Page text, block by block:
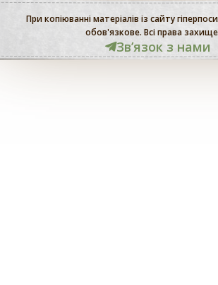
При копіюванні матеріалів із сайту
обов'язкове. Всі права
Звʼязок з нами